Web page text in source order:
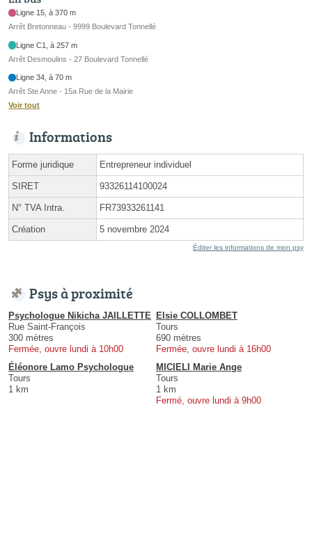
Ligne 15, à 370 m
Arrêt Bretonneau - 9999 Boulevard Tonnellé
Ligne C1, à 257 m
Arrêt Desmoulins - 27 Boulevard Tonnellé
Ligne 34, à 70 m
Arrêt Ste Anne - 15a Rue de la Mairie
Voir tout
Informations
Forme juridique Entrepreneur individuel
SIRET 93326114100024
N° TVA Intra. FR73933261141
Création 5 novembre 2024
Éditer les informations de mon psy
Psys à proximité
Psychologue Nikicha JAILLETTE
Rue Saint-François
300 mètres
Fermée, ouvre lundi à 10h00
Elsie COLLOMBET
Tours
690 mètres
Fermée, ouvre lundi à 16h00
Éléonore Lamo Psychologue
Tours
1 km
MICIELI Marie Ange
Tours
1 km
Fermé, ouvre lundi à 9h00